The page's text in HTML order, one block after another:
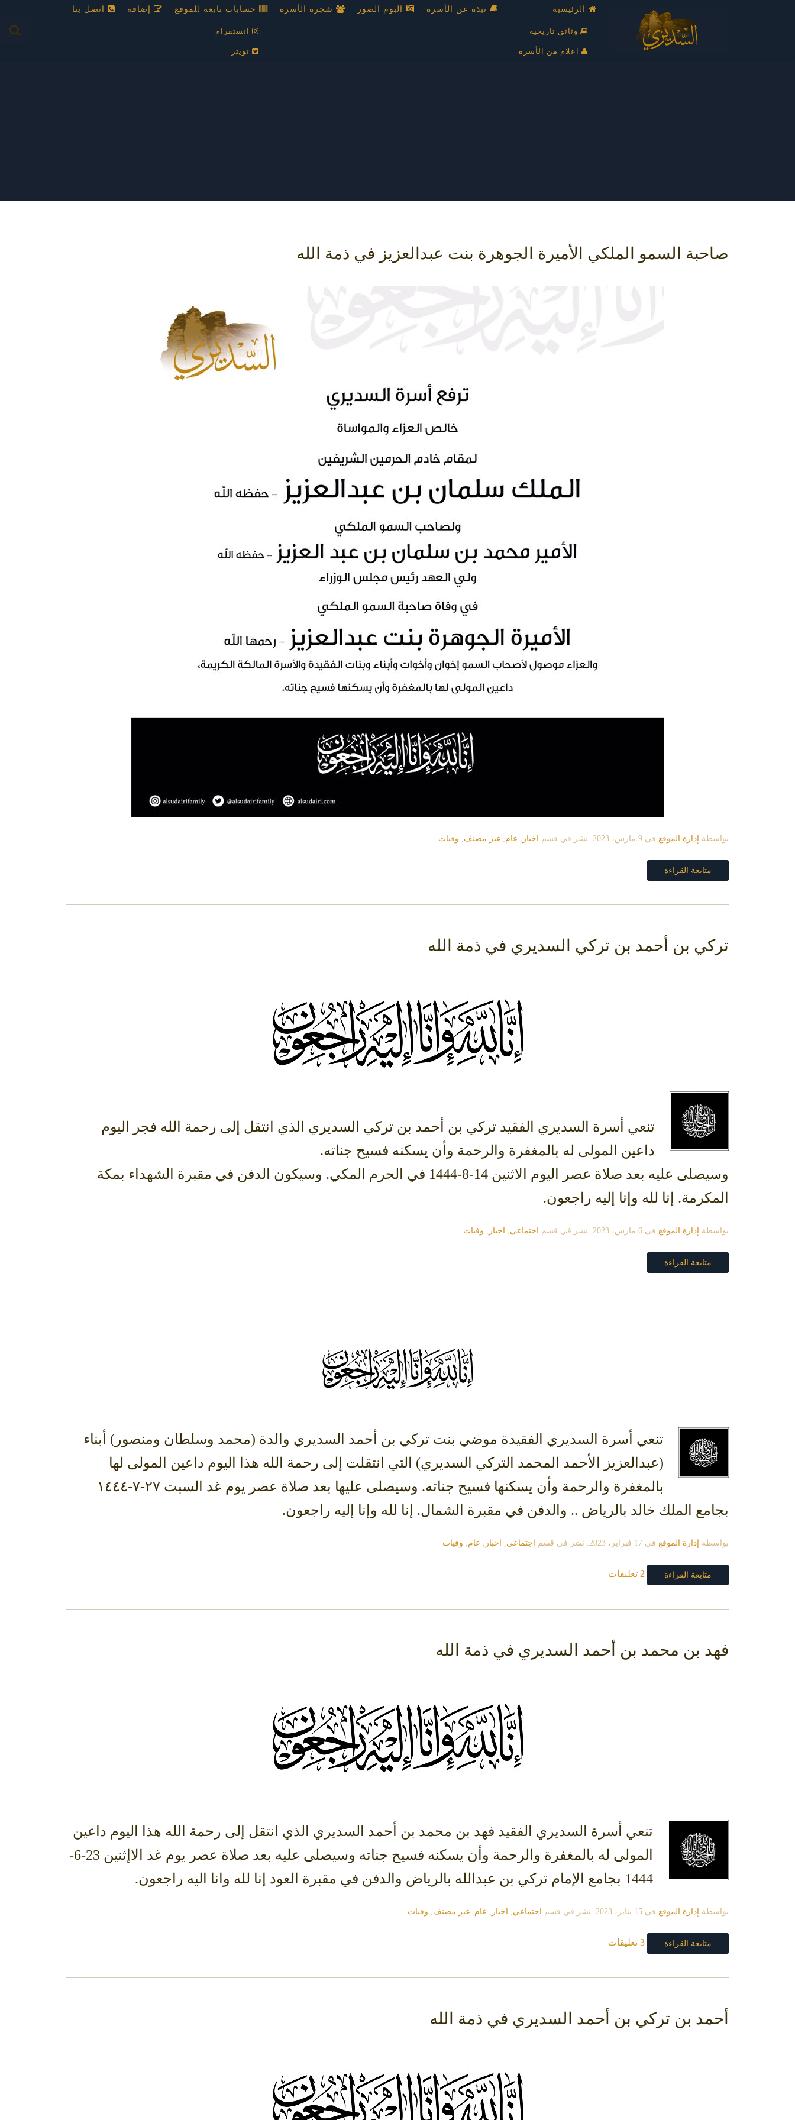
الرئيسية
وثائق تاريخية
اعلام من الأسرة
نبذه عن الأسرة البوم الصور شجرة الأسرة حسابات تابعه للموقع
انستقرام
تويتر
إضافة اتصل بنا
صاحبة السمو الملكي الأميرة الجوهرة بنت عبدالعزيز في ذمة الله
بواسطة إدارة الموقع في 9 مارس، 2023 . نشر في قسم اخبار , عام, غير مصنف, وفيات
متابعة القراءة
تركي بن أحمد بن تركي السديري في ذمة الله
تنعي أسرة السديري الفقيد تركي بن أحمد بن تركي السديري الذي انتقل إلى رحمة الله فجر اليوم
داعين المولى له بالمغفرة والرحمة وأن يسكنه فسيح جناته.
وسيصلى عليه بعد صلاة عصر اليوم الاثنين 14-8-1444 في الحرم المكي. وسيكون الدفن في مقبرة الشهداء بمكة
المكرمة. إنا لله وإنا إليه راجعون.
بواسطة إدارة الموقع في 6 مارس، 2023 . نشر في قسم اجتماعي, اخبار , وفيات
متابعة القراءة
تنعي أسرة السديري الفقيدة موضي بنت تركي بن أحمد السديري والدة (محمد وسلطان ومنصور) أبناء
(عبدالعزيز الأحمد المحمد التركي السديري) التي انتقلت إلى رحمة الله هذا اليوم داعين المولى لها
بالمغفرة والرحمة وأن يسكنها فسيح جناته. وسيصلى عليها بعد صلاة عصر يوم غد السبت ٢٧-٧-١٤٤٤
بجامع الملك خالد بالرياض .. والدفن في مقبرة الشمال. إنا لله وإنا إليه راجعون.
بواسطة إدارة الموقع في 17 فبراير، 2023 . نشر في قسم اجتماعي, اخبار , عام, وفيات
متابعة القراءة 2 تعليقات
فهد بن محمد بن أحمد السديري في ذمة الله
تنعي أسرة السديري الفقيد فهد بن محمد بن أحمد السديري الذي انتقل إلى رحمة الله هذا اليوم داعين
المولى له بالمغفرة والرحمة وأن يسكنه فسيح جناته وسيصلى عليه بعد صلاة عصر يوم غد الاإثنين 23-6-
1444 بجامع الإمام تركي بن عبدالله بالرياض والدفن في مقبرة العود إنا لله وانا اليه راجعون.
بواسطة إدارة الموقع في 15 يناير، 2023 . نشر في قسم اجتماعي, اخبار , عام, غير مصنف, وفيات
متابعة القراءة 3 تعليقات
أحمد بن تركي بن أحمد السديري في ذمة الله